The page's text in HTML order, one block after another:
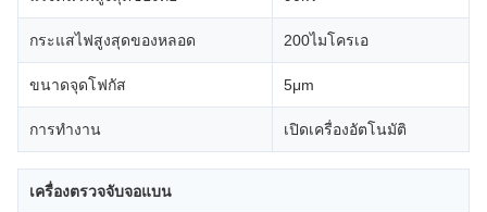
กระแสไฟสูงสุดของหลอด 200ไมโครเอ
ขนาดจุดโฟกัส 5μm
การทำงาน เปิดเครื่องอัตโนมัติ
เครื่องตรวจจับจอแบน